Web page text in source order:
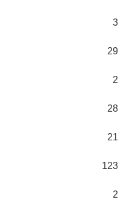
3
29
2
28
21
123
2